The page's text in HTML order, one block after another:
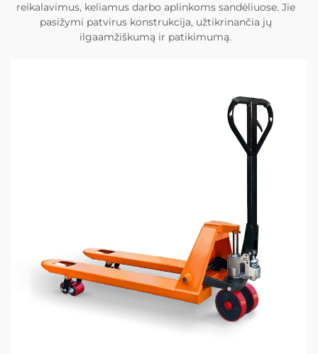
reikalavimus, keliamus darbo aplinkoms sandėliuose. Jie
pasižymi patvirus konstrukcija, užtikrinančia jų
ilgaamžiškumą ir patikimumą.